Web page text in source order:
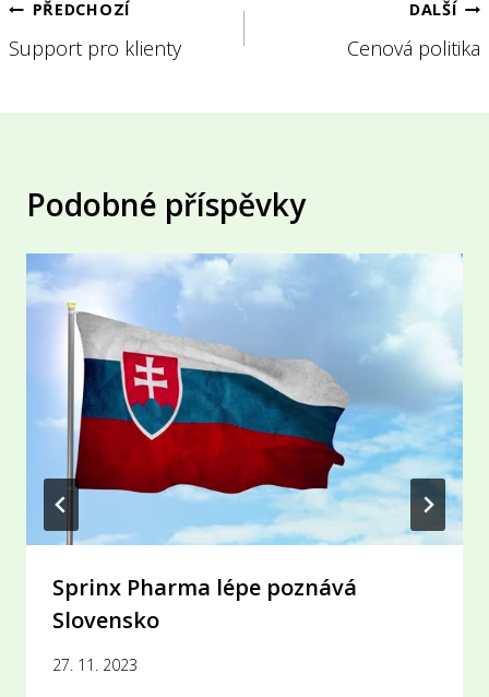
Navigace
pro
příspěvek
PŘEDCHOZÍ
Support pro klienty
DALŠÍ
Cenová politika
Podobné příspěvky
Sprinx Pharma lépe poznává
Slovensko
27. 11. 2023